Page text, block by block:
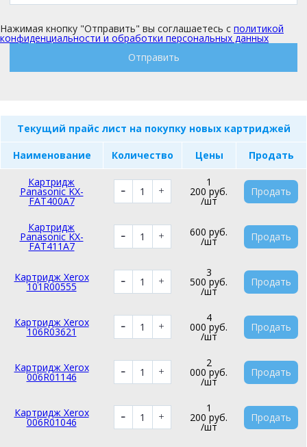
Нажимая кнопку "Отправить" вы соглашаетесь с политикой
конфиденциальности и обработки персональных данных
Отправить
Текущий прайс лист на покупку новых картриджей
Наименование Количество Цены Продать
Картридж
Panasonic KX-
FAT400A7
1
200 руб.
/шт
Продать
Картридж
Panasonic KX-
FAT411A7
600 руб.
/шт Продать
Картридж Xerox
101R00555
3
500 руб.
/шт
Продать
Картридж Xerox
106R03621
4
000 руб.
/шт
Продать
Картридж Xerox
006R01146
2
000 руб.
/шт
Продать
Картридж Xerox
006R01046
1
200 руб.
/шт
Продать